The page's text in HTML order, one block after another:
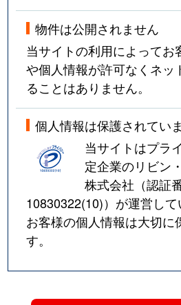
物件は公開されません
当サイトの利用によってお
や個人情報が許可なくネッ
ることはありません。
個人情報は保護されてい
当サイトはプラ
定企業のリビン
株式会社（認証
10830322(10)）が運営して
お客様の個人情報は大切に
す。